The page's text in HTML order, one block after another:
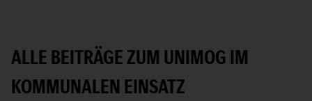
ALLE BEITRÄGE ZUM UNIMOG IM
KOMMUNALEN EINSATZ